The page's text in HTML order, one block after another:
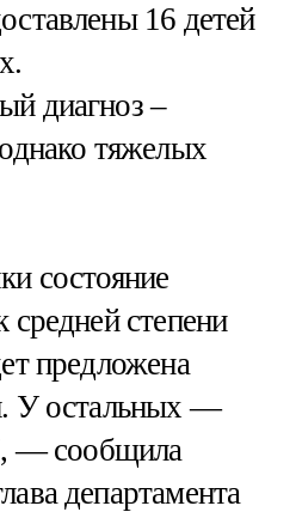
16 детей
диагноз –
тяжелых
состояние
средней степени
предложена
У остальных —
— сообщила
департамента